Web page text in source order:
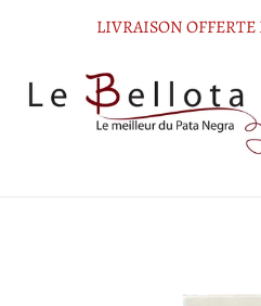
contenu
LIVRAISON OFFERTE